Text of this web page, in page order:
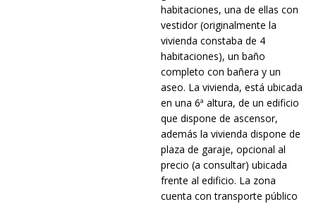
habitaciones, una de ellas con
vestidor (originalmente la
vivienda constaba de 4
habitaciones), un baño
completo con bañera y un
aseo. La vivienda, está ubicada
en una 6ª altura, de un edificio
que dispone de ascensor,
además la vivienda dispone de
plaza de garaje, opcional al
precio (a consultar) ubicada
frente al edificio. La zona
cuenta con transporte público